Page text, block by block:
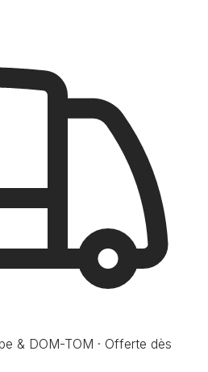
& DOM-TOM · Offerte dès